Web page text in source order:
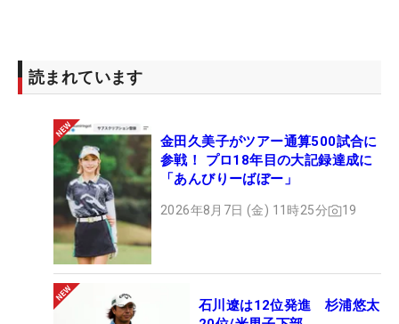
読まれています
金田久美子がツアー通算500試合に
参戦！ プロ18年目の大記録達成に
「あんびりーばぼー」
2026年8月7日 (金) 11時25分 19
石川遼は12位発進 杉浦悠太